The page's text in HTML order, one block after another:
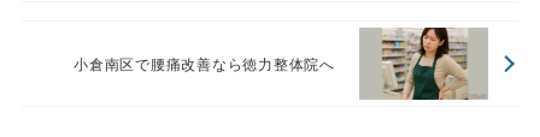
小倉南区で腰痛改善なら徳力整体院へ